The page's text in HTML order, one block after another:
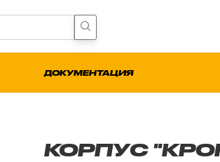
ДОКУМЕНТАЦИЯ
КОРПУС